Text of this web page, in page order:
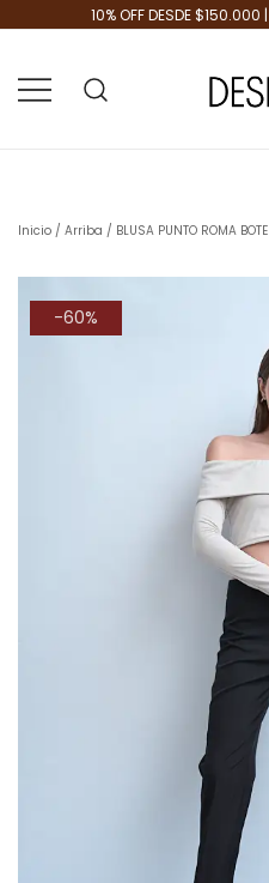
10% OFF DESDE $150.000
Inicio / Arriba / BLUSA PUNTO ROMA
-60%